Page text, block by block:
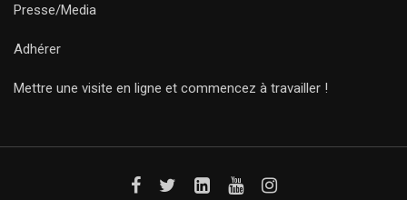
Presse/Media
Adhérer
Mettre une visite en ligne et commencez à travailler !